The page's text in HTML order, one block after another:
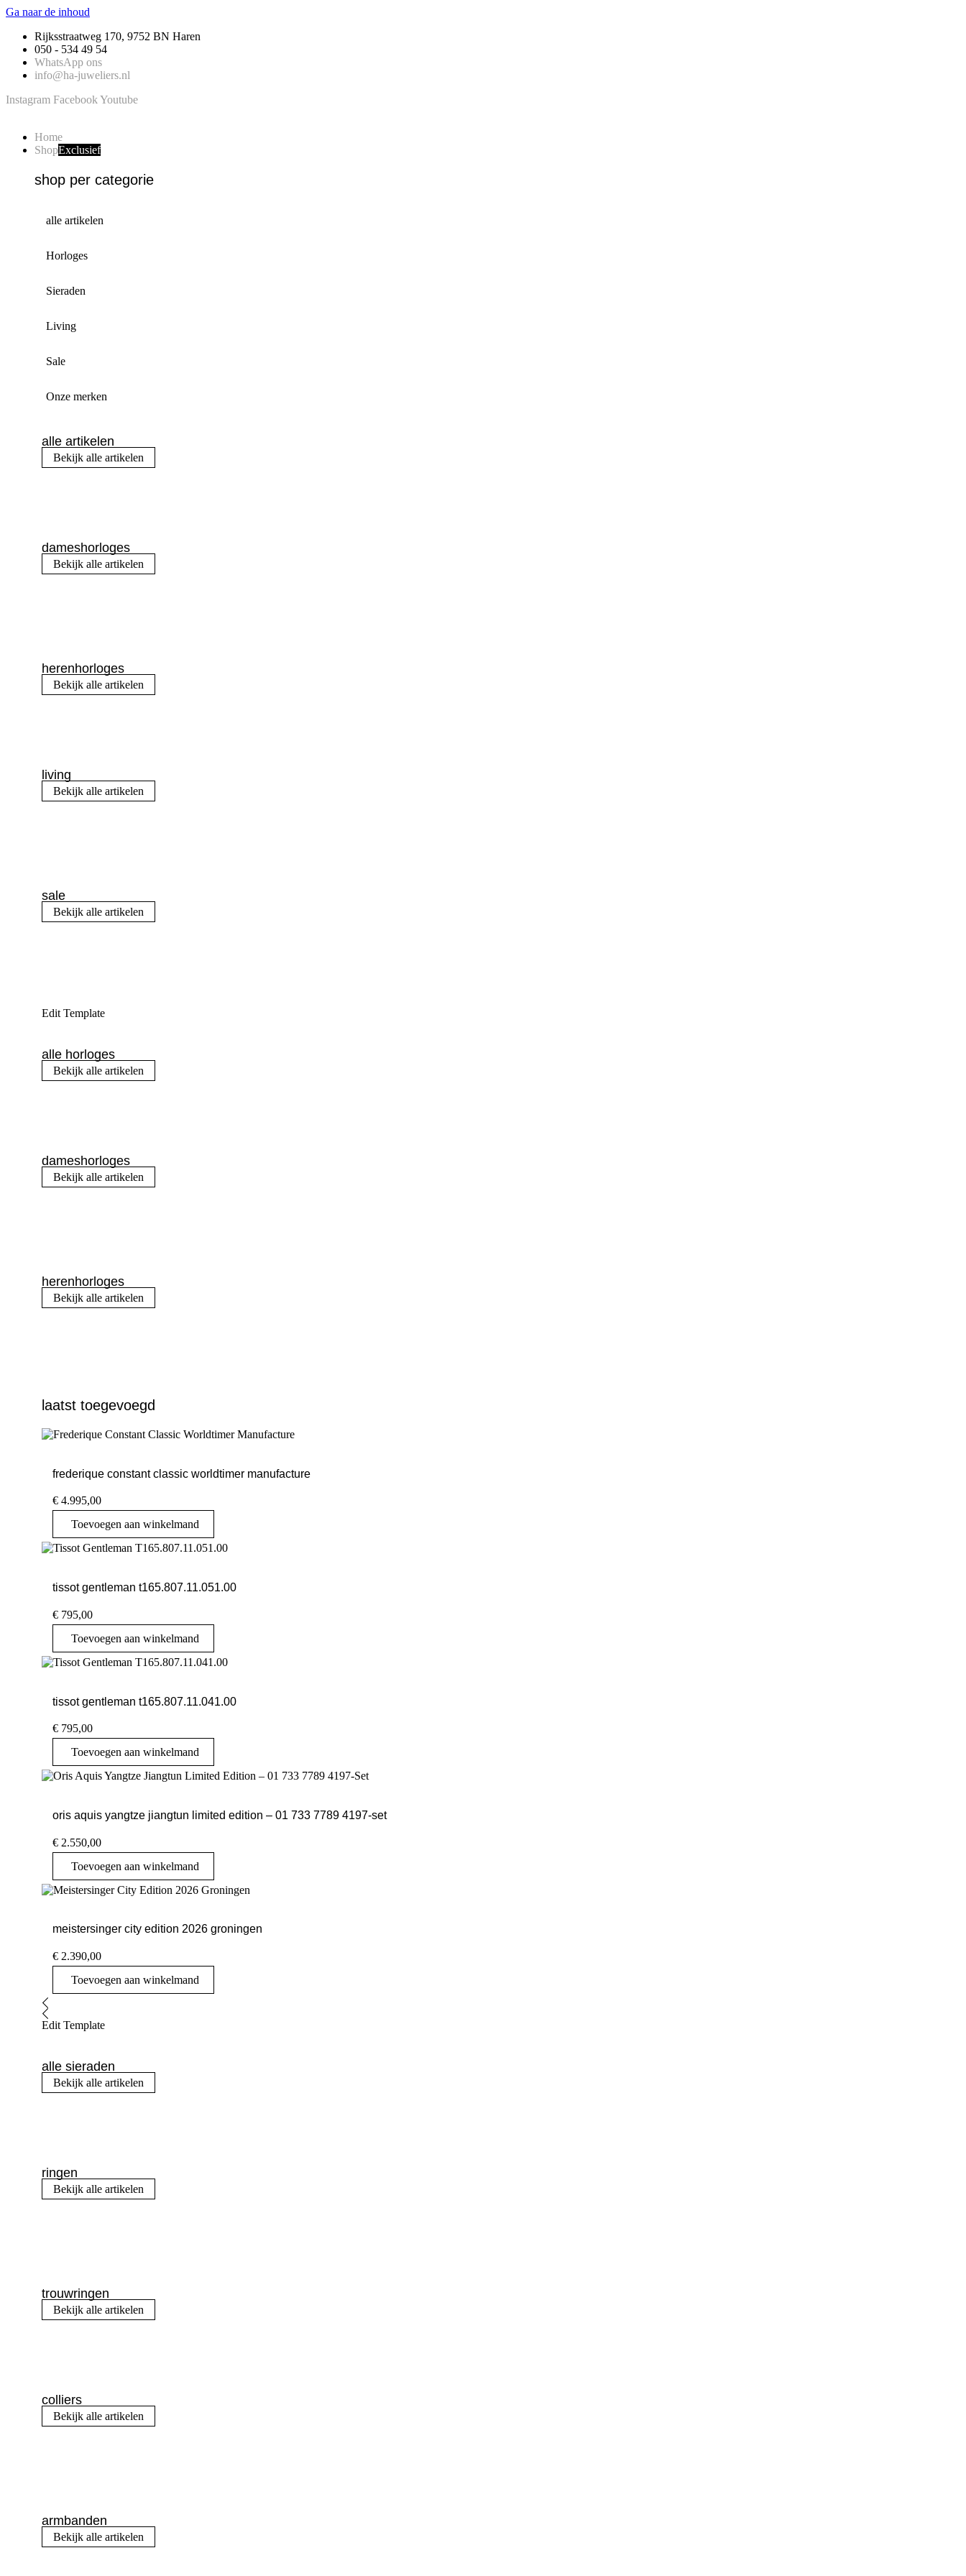
Ga naar de inhoud
Rijksstraatweg 170, 9752 BN Haren
050 - 534 49 54
WhatsApp ons
info@ha-juweliers.nl
Instagram Facebook Youtube
Home
ShopExclusief
shop per categorie
alle artikelen
Horloges
Sieraden
Living
Sale
Onze merken
alle artikelen
Bekijk alle artikelen
dameshorloges
Bekijk alle artikelen
herenhorloges
Bekijk alle artikelen
living
Bekijk alle artikelen
sale
Bekijk alle artikelen
Edit Template
alle horloges
Bekijk alle artikelen
dameshorloges
Bekijk alle artikelen
herenhorloges
Bekijk alle artikelen
laatst toegevoegd
frederique constant classic worldtimer manufacture
€ 4.995,00
Toevoegen aan winkelmand
tissot gentleman t165.807.11.051.00
€ 795,00
Toevoegen aan winkelmand
tissot gentleman t165.807.11.041.00
€ 795,00
Toevoegen aan winkelmand
oris aquis yangtze jiangtun limited edition – 01 733 7789 4197-set
€ 2.550,00
Toevoegen aan winkelmand
meistersinger city edition 2026 groningen
€ 2.390,00
Toevoegen aan winkelmand
Edit Template
alle sieraden
Bekijk alle artikelen
ringen
Bekijk alle artikelen
trouwringen
Bekijk alle artikelen
colliers
Bekijk alle artikelen
armbanden
Bekijk alle artikelen